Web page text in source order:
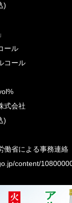
)
ール
コール
式会社
)
働省による事務連絡
content/